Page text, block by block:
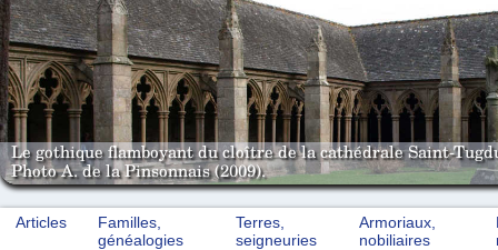
Le gothique flamboyant du cloître de la cathédrale Saint-
Photo A. de la Pinsonnais (2009).
Articles
Familles,
généalogies
Terres,
seigneuries
Armoriaux,
nobiliaires